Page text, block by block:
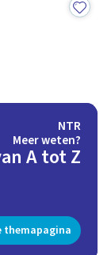
NTR
Meer weten?
A tot Z
themapagina